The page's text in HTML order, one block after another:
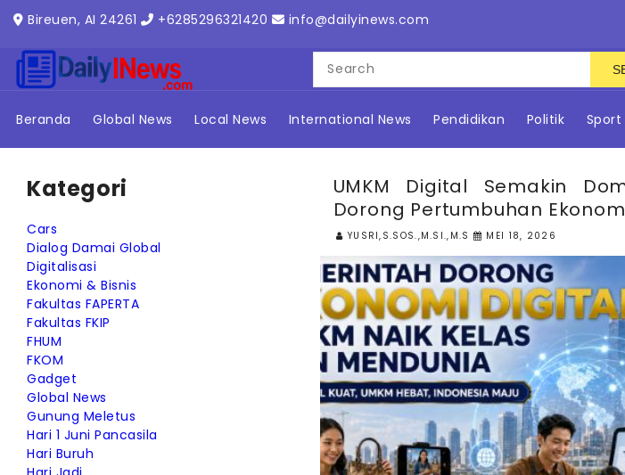
Bireuen, AI 24261 +6285296321420 info@dailyinews.com
Beranda Global News Local News International News Pendidikan Politik Sport
Kategori
Cars
Dialog Damai Global
Digitalisasi
Ekonomi & Bisnis
Fakultas FAPERTA
Fakultas FKIP
FHUM
FKOM
Gadget
Global News
Gunung Meletus
Hari 1 Juni Pancasila
Hari Buruh
UMKM Digital Semakin
Dorong Pertumbuhan
YUSRI,S.SOS.,M.SI.,M.S MEI 18, 2026